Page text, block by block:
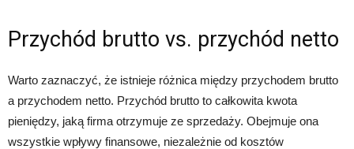
Przychód brutto vs. przychód netto
Warto zaznaczyć, że istnieje różnica między przychodem brutto
a przychodem netto. Przychód brutto to całkowita kwota
pieniędzy, jaką firma otrzymuje ze sprzedaży. Obejmuje ona
wszystkie wpływy finansowe, niezależnie od kosztów